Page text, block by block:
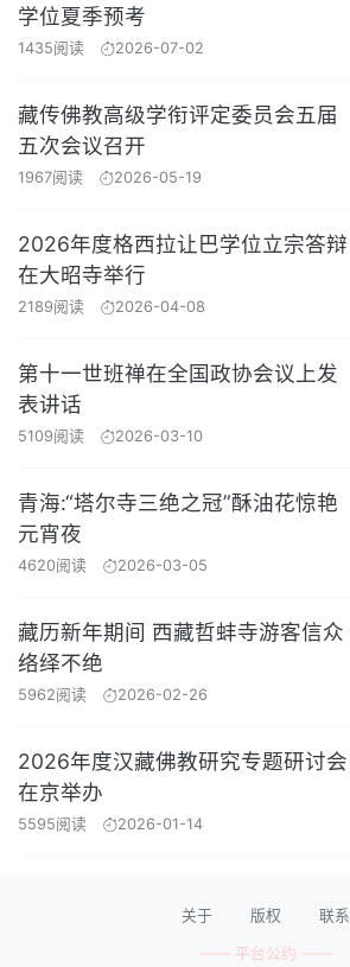
学位夏季预考
1435阅读 2026-07-02
藏传佛教高级学衔评定委员会五届
五次会议召开
1967阅读 2026-05-19
2026年度格西拉让巴学位立宗答辩
在大昭寺举行
2189阅读 2026-04-08
第十一世班禅在全国政协会议上发
表讲话
5109阅读 2026-03-10
青海:“塔尔寺三绝之冠”酥油花惊艳
元宵夜
4620阅读 2026-03-05
藏历新年期间 西藏哲蚌寺游客信众
络绎不绝
5962阅读 2026-02-26
2026年度汉藏佛教研究专题研讨会
在京举办
5595阅读 2026-01-14
关于 版权 联系
—— 平台公约 ——